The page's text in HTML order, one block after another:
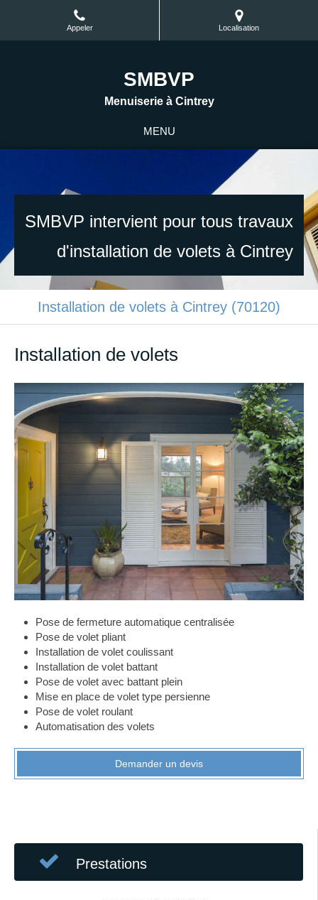
Appeler Localisation
SMBVP
Menuiserie à Cintrey
MENU
SMBVP intervient pour tous travaux
d'installation de volets à Cintrey
Installation de volets à Cintrey (70120)
Installation de volets
Pose de fermeture automatique centralisée
Pose de volet pliant
Installation de volet coulissant
Installation de volet battant
Pose de volet avec battant plein
Mise en place de volet type persienne
Pose de volet roulant
Automatisation des volets
Demander un devis
Prestations